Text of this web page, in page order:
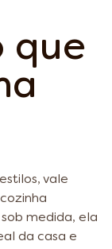
que
vale
medida, ela
da casa e